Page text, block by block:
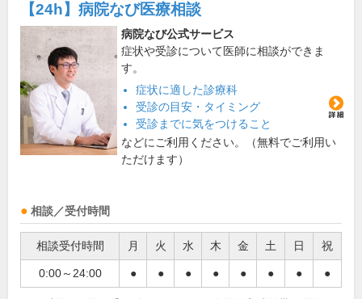
【24h】 病院なび医療相談
病院なび公式サービス
症状や受診について医師に相談ができま
す。
症状に適した診療科
受診の目安・タイミング
受診までに気をつけること
などにご利用ください。（無料でご利用い
ただけます）
相談／受付時間
相談受付時間 月 火 水 木 金 土 日 祝
0:00～24:00 ● ● ● ● ● ● ● ●